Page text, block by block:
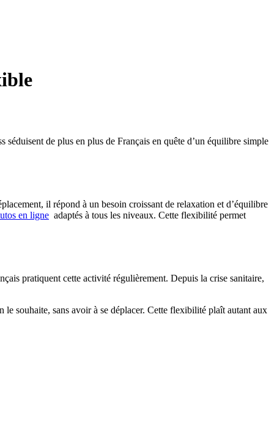
de plus en plus de Français en quête d’un équilibre simple
il répond à un besoin croissant de relaxation et d’équilibre
en ligne adaptés à tous les niveaux. Cette flexibilité permet
pratiquent cette activité régulièrement. Depuis la crise sanitaire,
souhaite, sans avoir à se déplacer. Cette flexibilité plaît autant aux